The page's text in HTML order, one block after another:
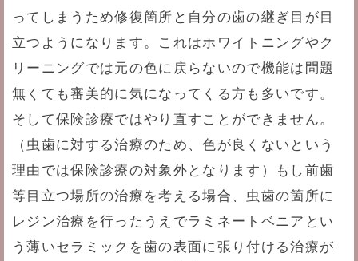
ってしまうため修復箇所と自分の歯の継ぎ目が目
立つようになります。これはホワイトニングやク
リーニングでは元の色に戻らないので機能は問題
無くても審美的に気になってくる方も多いです。
そして保険診療ではやり直すことができません。
（虫歯に対する治療のため、色が良くないという
理由では保険診療の対象外となります）もし前歯
等目立つ場所の治療を考える場合、虫歯の箇所に
レジン治療を行ったうえでラミネートベニアとい
う薄いセラミックを歯の表面に張り付ける治療が